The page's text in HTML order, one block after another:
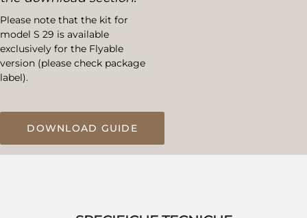
Please note that the kit for
model S 29 is available
exclusively for the Flyable
version (please check package
label).
DOWNLOAD GUIDE